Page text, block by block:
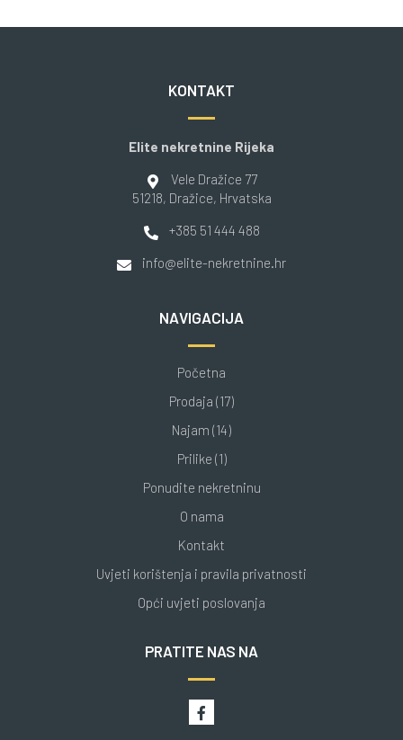
KONTAKT
Elite nekretnine Rijeka
Vele Dražice 77
51218, Dražice, Hrvatska
+385 51 444 488
info@elite-nekretnine.hr
NAVIGACIJA
Početna
Prodaja (17)
Najam (14)
Prilike (1)
Ponudite nekretninu
O nama
Kontakt
Uvjeti korištenja i pravila privatnosti
Opći uvjeti poslovanja
PRATITE NAS NA